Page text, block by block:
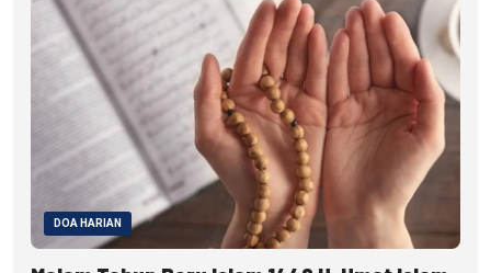
DOA HARIAN